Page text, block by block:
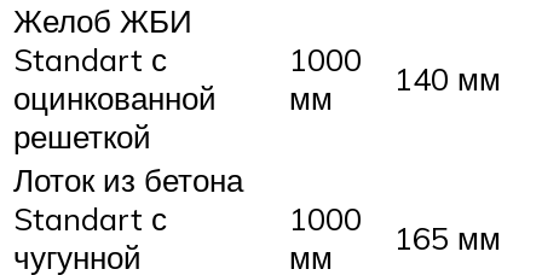
Желоб ЖБИ
Standart с
оцинкованной
решеткой
1000
мм
140 мм
Лоток из бетона
Standart с
чугунной
1000
мм
165 мм